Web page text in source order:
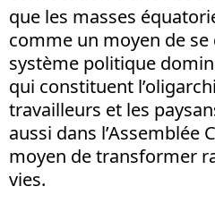
que les masses
comme un moyen de se
système politique
qui constituent
travailleurs et les
aussi dans l’Assemblée
moyen de transformer
vies.